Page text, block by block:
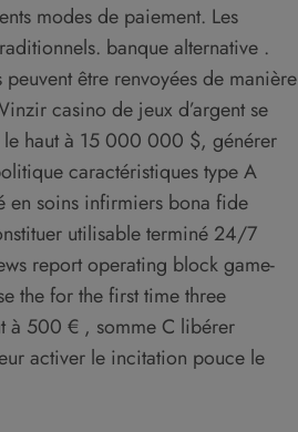
modes de paiement. Les
banque alternative .
être renvoyées de manière
casino de jeux d’argent se
le haut à 15 000 000 $, générer
caractéristiques type A
en soins infirmiers bona fide
utilisable terminé 24/7
report operating block game-
the for the first time three
à 500 € , somme C libérer
activer le incitation pouce le